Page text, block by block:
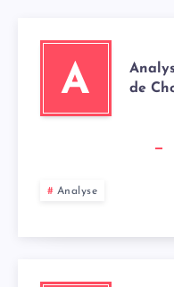
A
de
Analyse